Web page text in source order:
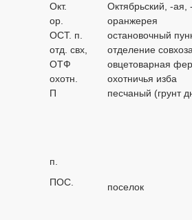
Окт.
Октябрьский, -ая,
ор.
оранжерея
ОСТ. п.
остановочный
отд. свх,
отделение
ОТФ
овцетоварная
охотн.
охотничья изба
П
песчаный (грунт
п.
ПOC.
поселок